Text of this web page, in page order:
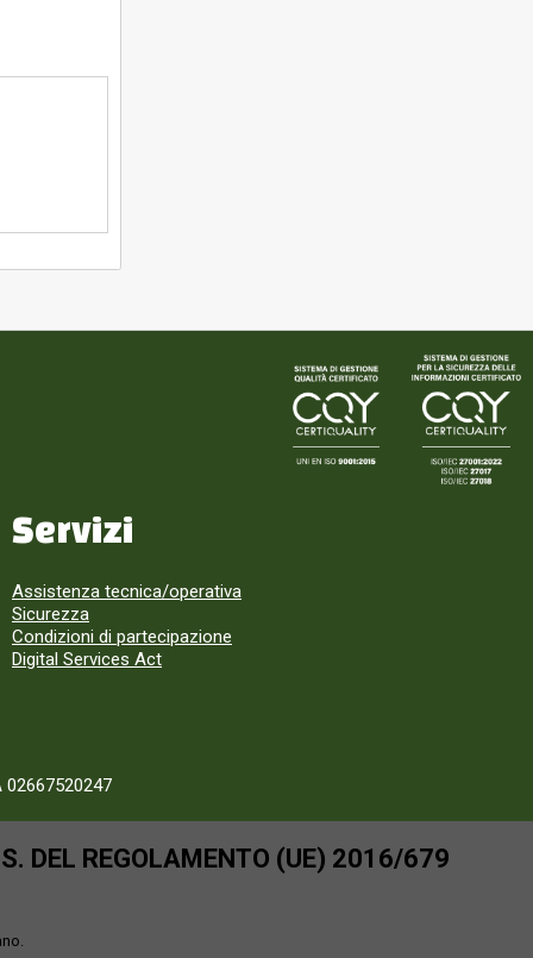
Servizi
Assistenza tecnica/operativa
Sicurezza
Condizioni di partecipazione
Digital Services Act
02667520247
DEL REGOLAMENTO (UE) 2016/679